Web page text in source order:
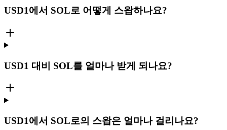
USD1에서 SOL로 어떻게 스왑하나요?
USD1 대비 SOL를 얼마나 받게 되나요?
USD1에서 SOL로의 스왑은 얼마나 걸리나요?